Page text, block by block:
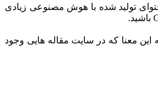
تولید شده با هوش مصنوعی زیادی
معنا که در سایت مقاله هایی وجود